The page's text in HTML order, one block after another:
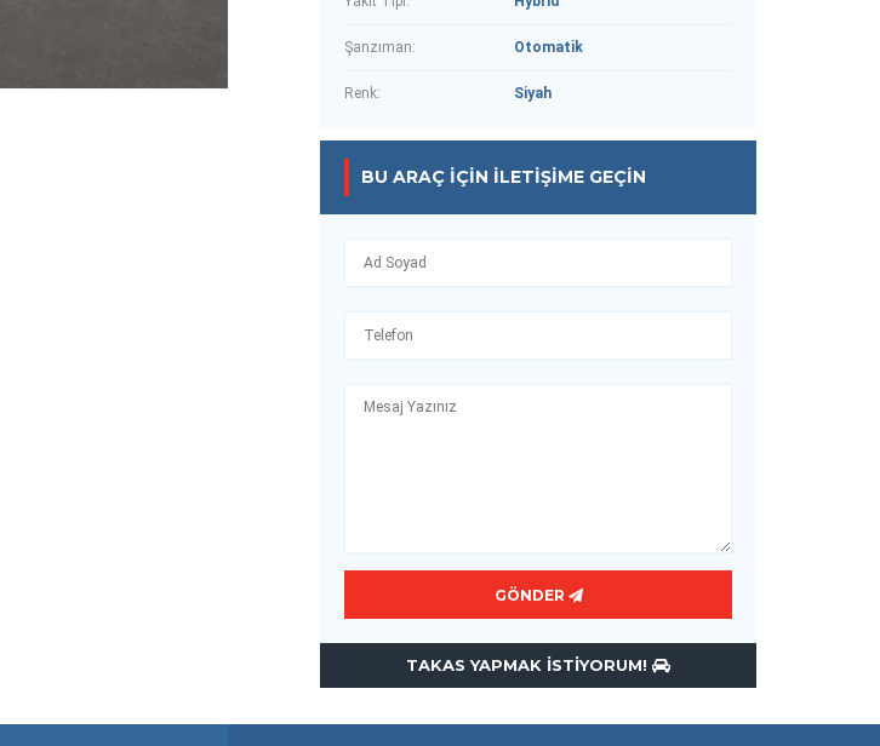
Şanzıman: Otomatik
Renk: Siyah
BU ARAÇ IÇIN İLETIŞIME GEÇIN
GÖNDER
TAKAS YAPMAK ISTIYORUM!